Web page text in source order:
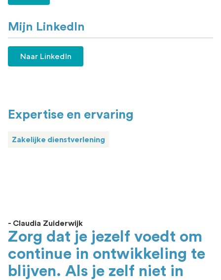
Mijn LinkedIn
Naar LinkedIn
Expertise en ervaring
Zakelijke dienstverlening
- Claudia Zuiderwijk
Zorg dat je jezelf voedt om
continue in ontwikkeling te
blijven. Als je zelf niet in